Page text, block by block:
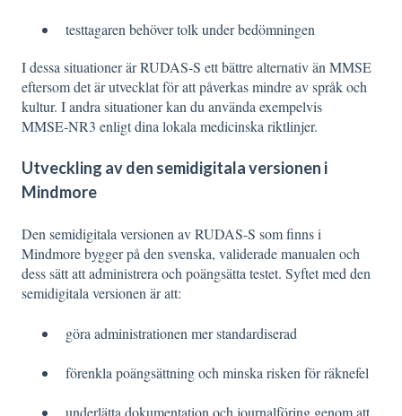
testtagaren behöver tolk under bedömningen
I dessa situationer är RUDAS-S ett bättre alternativ än MMSE
eftersom det är utvecklat för att påverkas mindre av språk och
kultur. I andra situationer kan du använda exempelvis
MMSE‑NR3 enligt dina lokala medicinska riktlinjer.
Utveckling av den semidigitala versionen i
Mindmore
Den semidigitala versionen av RUDAS-S som finns i
Mindmore bygger på den svenska, validerade manualen och
dess sätt att administrera och poängsätta testet. Syftet med den
semidigitala versionen är att:
göra administrationen mer standardiserad
förenkla poängsättning och minska risken för räknefel